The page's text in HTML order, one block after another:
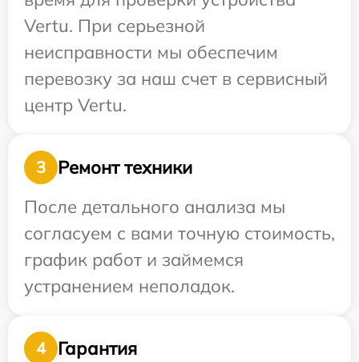
Vertu. При серьезной
неисправности мы обеспечим
перевозку за наш счет в сервисный
центр Vertu.
3
Ремонт техники
После детального анализа мы
согласуем с вами точную стоимость,
график работ и займемся
устранением неполадок.
4
Гарантия